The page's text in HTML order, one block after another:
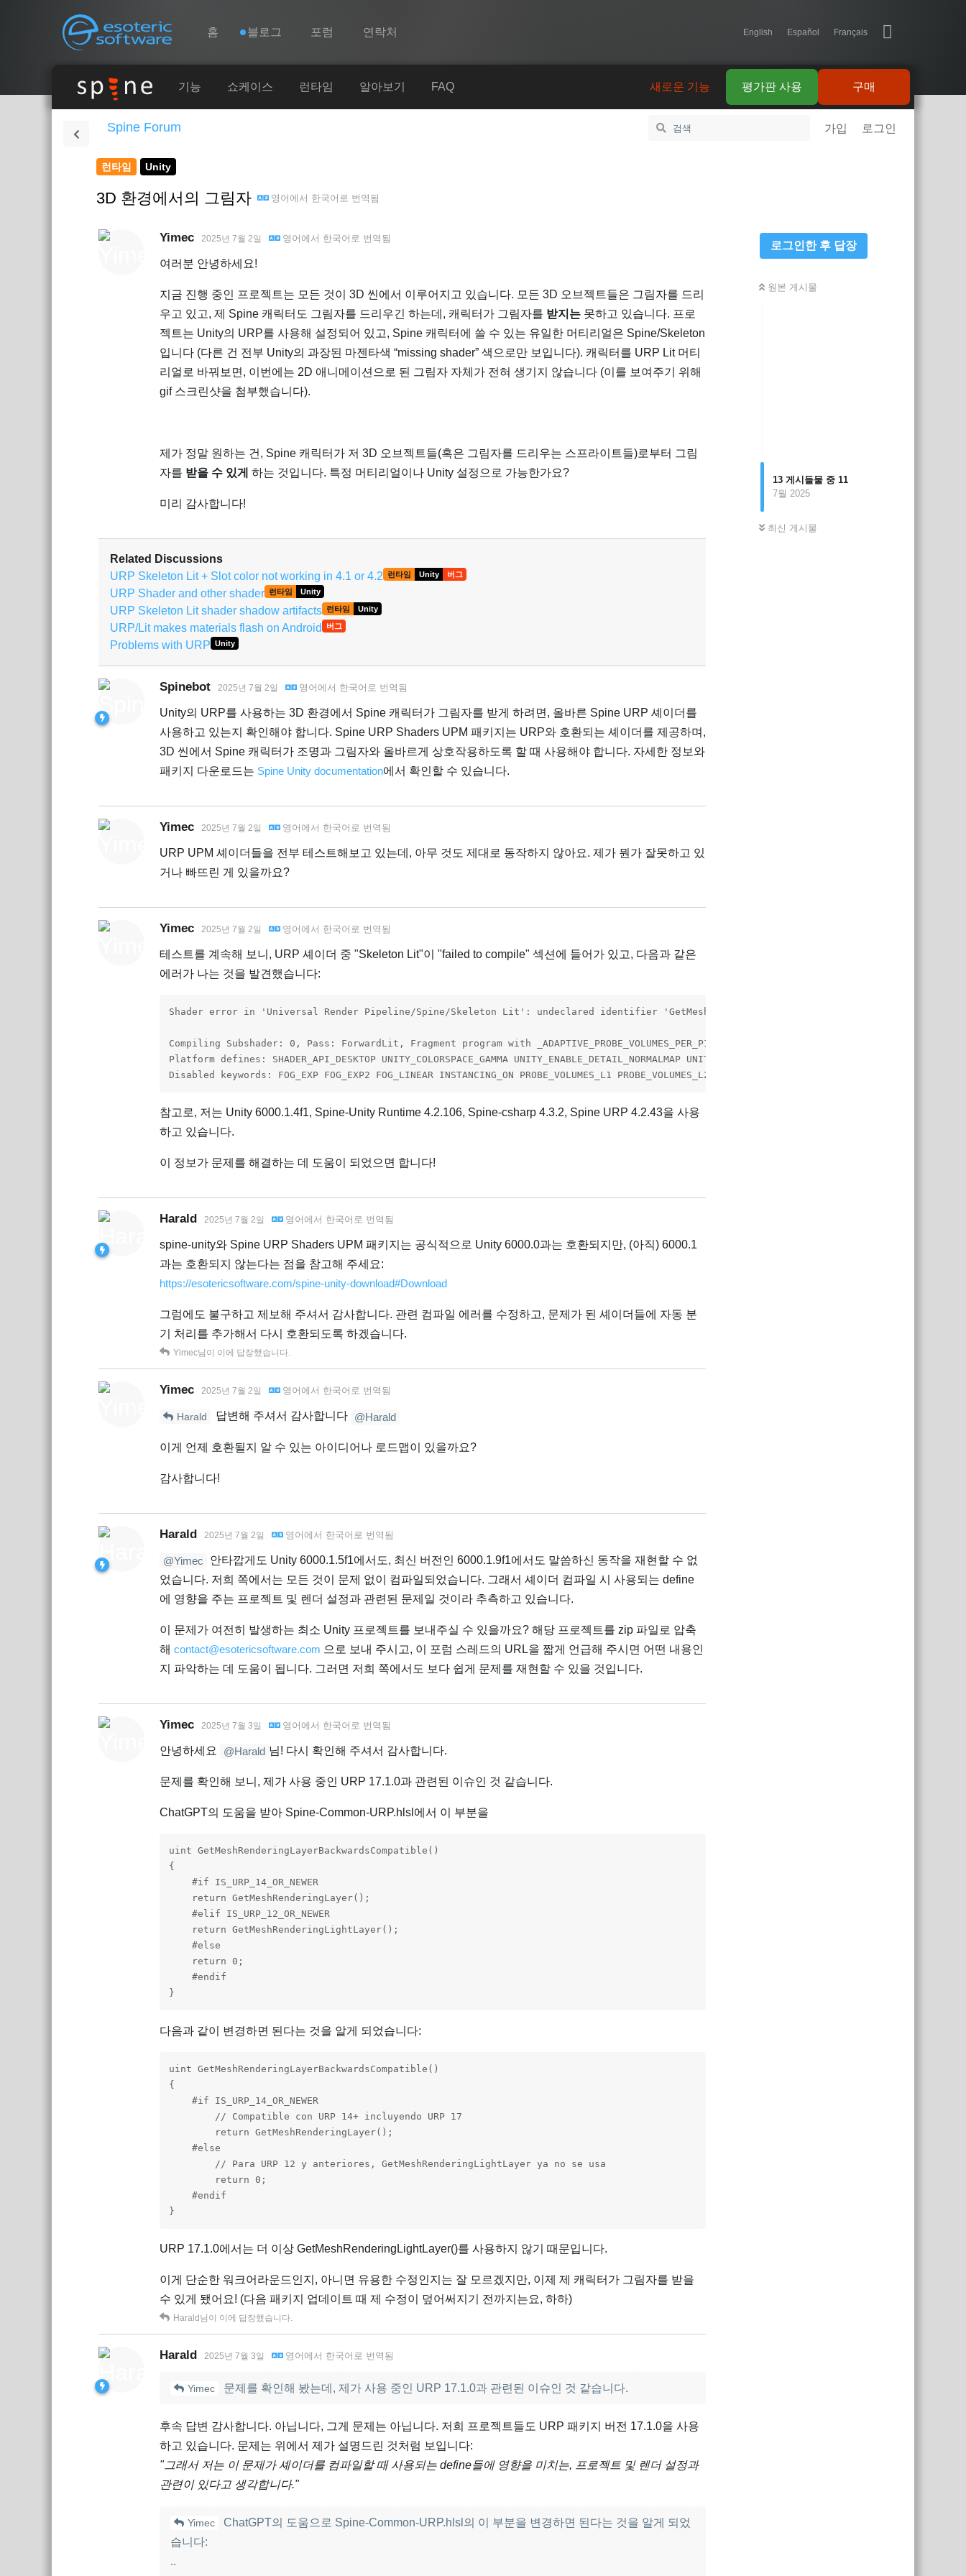
Esoteric Software
Navigation 홈 블로그 포럼 연락처 English Español Français
Spine
구매
기능 쇼케이스 런타임 알아보기 FAQ 구매
평가판 사용
새로운 기능
Spine Forum 가입 로그인
런타임 Unity
3D 환경에서의 그림자 영어 에서 한국어 로 번역됨
로그인한 후 답장
원본 게시물
13 게시들물 중 11
7월 2025
최신 게시물
Yimec 2025년 7월 2일 영어 에서 한국어 로 번역됨
여러분 안녕하세요!
지금 진행 중인 프로젝트는 모든 것이 3D 씬에서 이루어지고 있습니다. 모든 3D 오브젝트들은 그림자를 드리
우고 있고, 제 Spine 캐릭터도 그림자를 드리우긴 하는데, 캐릭터가 그림자를 받지는 못하고 있습니다. 프로
젝트는 Unity의 URP를 사용해 설정되어 있고, Spine 캐릭터에 쓸 수 있는 유일한 머티리얼은 Spine/Skeleton
입니다 (다른 건 전부 Unity의 과장된 마젠타색 “missing shader” 색으로만 보입니다). 캐릭터를 URP Lit 머티
리얼로 바꿔보면, 이번에는 2D 애니메이션으로 된 그림자 자체가 전혀 생기지 않습니다 (이를 보여주기 위해
gif 스크린샷을 첨부했습니다).
제가 정말 원하는 건, Spine 캐릭터가 저 3D 오브젝트들(혹은 그림자를 드리우는 스프라이트들)로부터 그림
자를 받을 수 있게 하는 것입니다. 특정 머티리얼이나 Unity 설정으로 가능한가요?
미리 감사합니다!
Related Discussions
URP Skeleton Lit + Slot color not working in 4.1 or 4.2
런타임 Unity 버그
URP Shader and other shader 런타임 Unity
URP Skeleton Lit shader shadow artifacts 런타임 Unity
URP/Lit makes materials flash on Android 버그
Problems with URP Unity
Spinebot 2025년 7월 2일 영어 에서 한국어 로 번역됨
Unity의 URP를 사용하는 3D 환경에서 Spine 캐릭터가 그림자를 받게 하려면, 올바른 Spine URP 셰이더를
사용하고 있는지 확인해야 합니다. Spine URP Shaders UPM 패키지는 URP와 호환되는 셰이더를 제공하며,
3D 씬에서 Spine 캐릭터가 조명과 그림자와 올바르게 상호작용하도록 할 때 사용해야 합니다. 자세한 정보와
패키지 다운로드는 Spine Unity documentation에서 확인할 수 있습니다.
Yimec 2025년 7월 2일 영어 에서 한국어 로 번역됨
URP UPM 셰이더들을 전부 테스트해보고 있는데, 아무 것도 제대로 동작하지 않아요. 제가 뭔가 잘못하고 있
거나 빠뜨린 게 있을까요?
Yimec 2025년 7월 2일 영어 에서 한국어 로 번역됨
테스트를 계속해 보니, URP 셰이더 중 "Skeleton Lit"이 "failed to compile" 섹션에 들어가 있고, 다음과 같은
에러가 나는 것을 발견했습니다:
Shader error in 'Universal Render Pipeline/Spine/Skeleton Lit': undeclared identifier 'GetMeshRenderingLightLayer' at /LostBook/Library/
Compiling Subshader: 0, Pass: ForwardLit, Fragment program with _ADAPTIVE_PROBE_VOLUMES_PER_PIXEL _ADDITIONAL_LIGHTS _ADDITIONAL_LIGHT_SHADOWS
Platform defines: SHADER_API_DESKTOP UNITY_COLORSPACE_GAMMA UNITY_ENABLE_DETAIL_NORMALMAP UNITY_ENABLE_REFLECTION_BUFFERS
Disabled keywords: FOG_EXP FOG_EXP2 FOG_LINEAR INSTANCING_ON PROBE_VOLUMES_L1 PROBE_VOLUMES_L2 SHADER_API_GLES30
참고로, 저는 Unity 6000.1.4f1, Spine-Unity Runtime 4.2.106, Spine-csharp 4.3.2, Spine URP 4.2.43을 사용
하고 있습니다.
이 정보가 문제를 해결하는 데 도움이 되었으면 합니다!
Harald 2025년 7월 2일 영어 에서 한국어 로 번역됨
spine-unity와 Spine URP Shaders UPM 패키지는 공식적으로 Unity 6000.0과는 호환되지만, (아직) 6000.1
과는 호환되지 않는다는 점을 참고해 주세요:
https://esotericsoftware.com/spine-unity-download#Download
그럼에도 불구하고 제보해 주셔서 감사합니다. 관련 컴파일 에러를 수정하고, 문제가 된 셰이더들에 자동 분
기 처리를 추가해서 다시 호환되도록 하겠습니다.
Yimec님이 이에 답장했습니다.
Yimec 2025년 7월 2일 영어 에서 한국어 로 번역됨
Harald 답변해 주셔서 감사합니다 @Harald
이게 언제 호환될지 알 수 있는 아이디어나 로드맵이 있을까요?
감사합니다!
Harald 2025년 7월 2일 영어 에서 한국어 로 번역됨
@Yimec
안타깝게도 Unity 6000.1.5f1에서도, 최신 버전인 6000.1.9f1에서도 말씀하신 동작을 재현할 수 없
었습니다. 저희 쪽에서는 모든 것이 문제 없이 컴파일되었습니다. 그래서 셰이더 컴파일 시 사용되는 define
에 영향을 주는 프로젝트 및 렌더 설정과 관련된 문제일 것이라 추측하고 있습니다.
이 문제가 여전히 발생하는 최소 Unity 프로젝트를 보내주실 수 있을까요? 해당 프로젝트를 zip 파일로 압축
해 contact@esotericsoftware.com 으로 보내 주시고, 이 포럼 스레드의 URL을 짧게 언급해 주시면 어떤 내용인
지 파악하는 데 도움이 됩니다. 그러면 저희 쪽에서도 보다 쉽게 문제를 재현할 수 있을 것입니다.
Yimec 2025년 7월 3일 영어 에서 한국어 로 번역됨
안녕하세요 @Harald 님! 다시 확인해 주셔서 감사합니다.
문제를 확인해 보니, 제가 사용 중인 URP 17.1.0과 관련된 이슈인 것 같습니다.
ChatGPT의 도움을 받아 Spine-Common-URP.hlsl에서 이 부분을
uint GetMeshRenderingLayerBackwardsCompatible()
{
    #if IS_URP_14_OR_NEWER
    return GetMeshRenderingLayer();
    #elif IS_URP_12_OR_NEWER
    return GetMeshRenderingLightLayer();
    #else
    return 0;
    #endif
}
다음과 같이 변경하면 된다는 것을 알게 되었습니다:
uint GetMeshRenderingLayerBackwardsCompatible()
{
    #if IS_URP_14_OR_NEWER
        // Compatible con URP 14+ incluyendo URP 17
        return GetMeshRenderingLayer();
    #else
        // Para URP 12 y anteriores, GetMeshRenderingLightLayer ya no se usa
        return 0;
    #endif
}
URP 17.1.0에서는 더 이상 GetMeshRenderingLightLayer()를 사용하지 않기 때문입니다.
이게 단순한 워크어라운드인지, 아니면 유용한 수정인지는 잘 모르겠지만, 이제 제 캐릭터가 그림자를 받을
수 있게 됐어요! (다음 패키지 업데이트 때 제 수정이 덮어써지기 전까지는요, 하하)
Harald 님이 이에 답장했습니다.
Harald 2025년 7월 3일 영어 에서 한국어 로 번역됨
Yimec 문제를 확인해 봤는데, 제가 사용 중인 URP 17.1.0과 관련된 이슈인 것 같습니다.
후속 답변 감사합니다. 아닙니다, 그게 문제는 아닙니다. 저희 프로젝트들도 URP 패키지 버전 17.1.0을 사용
하고 있습니다. 문제는 위에서 제가 설명드린 것처럼 보입니다:
"그래서 저는 이 문제가 셰이더를 컴파일할 때 사용되는 define들에 영향을 미치는, 프로젝트 및 렌더 설정과
관련이 있다고 생각합니다."
Yimec
ChatGPT의 도움으로 Spine-Common-URP.hlsl의 이 부분을 변경하면 된다는 것을 알게 되었
습니다:
..